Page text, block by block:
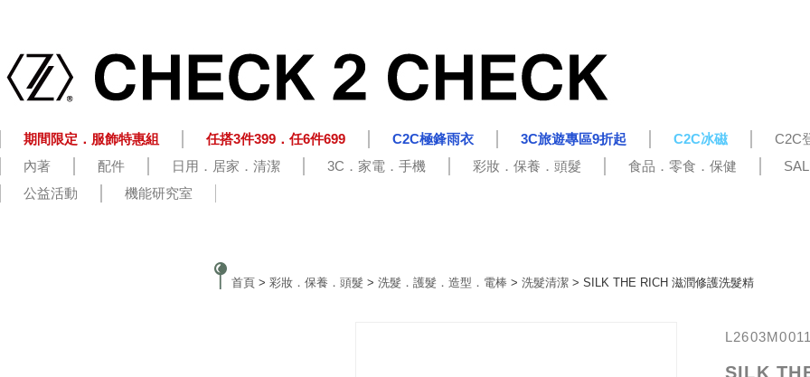
期間限定．服飾特惠組 任搭3件399．任6件699 C2C極鋒雨衣 3C旅遊專區9折起 C2C冰磁 C2C
內著
配件 日用．居家．清潔 3C．家電．手機 彩妝．保養．頭髮 食品．零食．保健
公益活動
機能研究室
首頁 > 彩妝．保養．頭髮 > 洗髮．護髮．造型．電棒 > 洗髮清潔 > SILK THE RICH 滋潤修護洗髮精
SILK